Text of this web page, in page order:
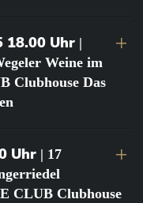
18.00 Uhr |
Weine im
Clubhouse Das
Uhr | 17
CLUB Clubhouse